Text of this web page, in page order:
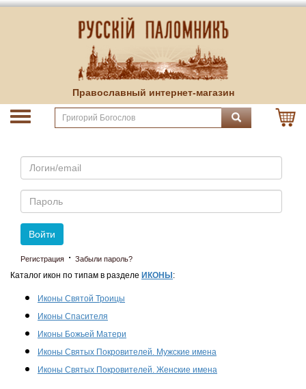
Православный интернет-магазин
Email
Пароль
Войти
Регистрация · Забыли пароль?
Каталог икон по типам в разделе ИКОНЫ :
Иконы Святой Троицы
Иконы Спасителя
Иконы Божьей Матери
Иконы Святых Покровителей. Мужские имена
Иконы Святых Покровителей. Женские имена